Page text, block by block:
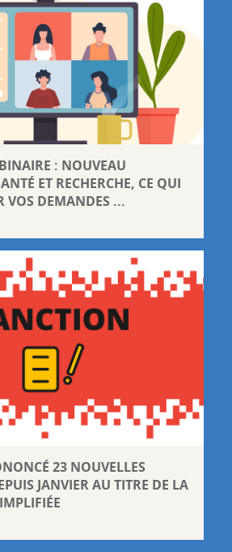
: NOUVEAU
ET RECHERCHE, CE QUI
VOS DEMANDES ...
23 NOUVELLES
JANVIER AU TITRE DE LA